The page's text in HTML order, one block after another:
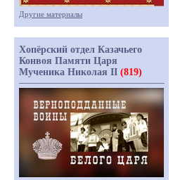
Другие материалы
Хопёрский отдел Казачьего
Конвоя Памяти Царя
Мученика Николая II (819)